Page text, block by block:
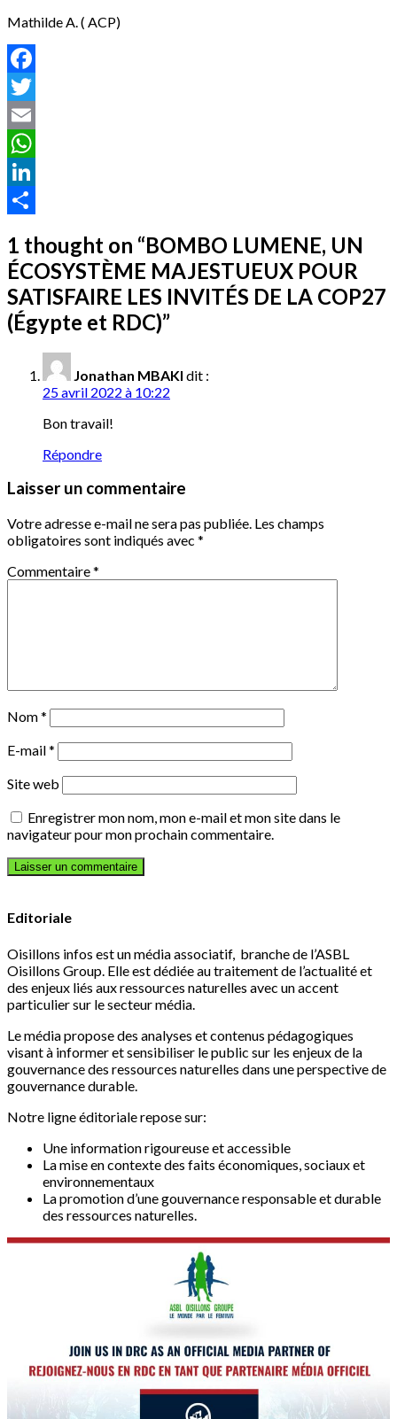
Mathilde A. ( ACP)
Facebook
Twitter
Email
WhatsApp
LinkedIn
1 thought on “BOMBO LUMENE, UN
ÉCOSYSTÈME MAJESTUEUX POUR
SATISFAIRE LES INVITÉS DE LA COP27
(Égypte et RDC)”
Jonathan MBAKI dit :
25 avril 2022 à 10:22
Bon travail!
Répondre
Laisser un commentaire
Votre adresse e-mail ne sera pas publiée. Les champs
obligatoires sont indiqués avec *
Commentaire*
Nom*
E-mail*
Site web
Enregistrer mon nom, mon e-mail et mon site dans le
navigateur pour mon prochain commentaire.
Editoriale
Oisillons infos est un média associatif, branche de l’ASBL
Oisillons Group. Elle est dédiée au traitement de l’actualité et
des enjeux liés aux ressources naturelles avec un accent
particulier sur le secteur média.
Le média propose des analyses et contenus pédagogiques
visant à informer et sensibiliser le public sur les enjeux de la
gouvernance des ressources naturelles dans une perspective de
gouvernance durable.
Notre ligne éditoriale repose sur:
Une information rigoureuse et accessible
La mise en contexte des faits économiques, sociaux et
environnementaux
La promotion d’une gouvernance responsable et durable
des ressources naturelles.